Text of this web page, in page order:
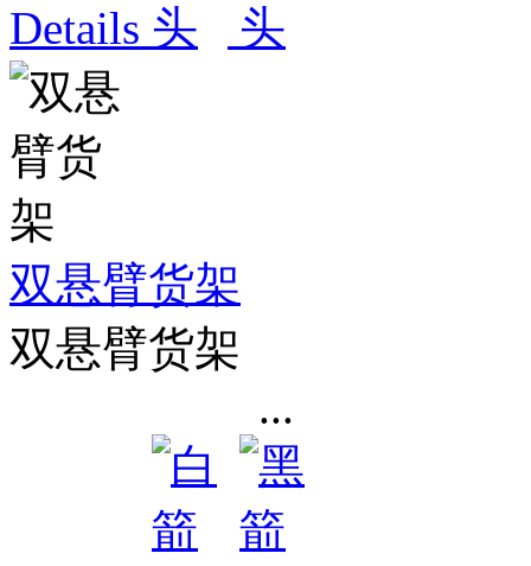
Details
双悬臂货架
双悬臂货架
...